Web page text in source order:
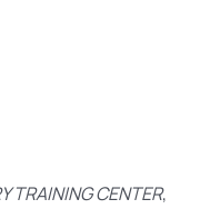
TRAINING CENTER,